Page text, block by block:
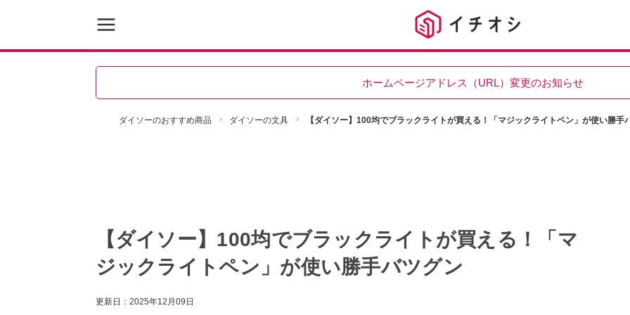
ホームページアドレス（URL）変更のお知らせ
ダイソーのおすすめ商品 ダイソーの文具 【ダイソー】100均でブラックライトが買える！「マジックライトペン」が使い勝手
【ダイソー】100均でブラックライトが買える！「マ
ジックライトペン」が使い勝手バツグン
更新日： 2025年12月09日